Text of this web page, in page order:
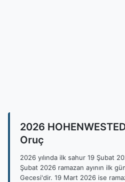
2026
Oruç
2026 yılında ilk sahur 19 Şubat
Şubat 2026 ramazan ayının ilk
Gecesi'dir. 19 Mart 2026 ise